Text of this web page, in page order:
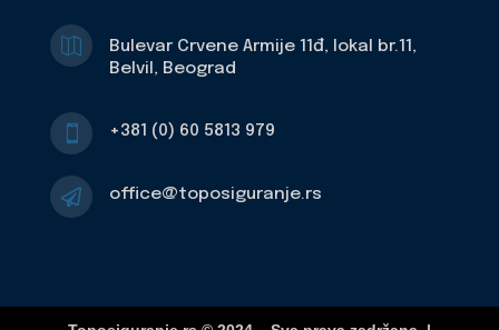

Bulevar Crvene Armije 11đ, lokal br.11,
Belvil, Beograd
 +381 (0) 60 5813 979
 office@toposiguranje.rs